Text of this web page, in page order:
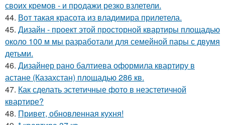
своих кремов - и продажи резко взлетели.
44. Вот такая красота из владимира прилетела.
45. Дизайн - проект этой просторной квартиры площадью
около 100 м мы разработали для семейной пары с двумя
детьми.
46. Дизайнер рано балтиева оформила квартиру в
астане (Казахстан) площадью 286 кв.
47. Как сделать эстетичные фото в неэстетичной
квартире?
48. Привет, обновленная кухня!